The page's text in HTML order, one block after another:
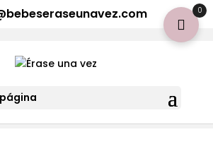
tod@s! Si necesitan más información
0